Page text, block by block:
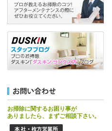
お掃除に関するお困り事が
ありましたら、まずご相談下さい。